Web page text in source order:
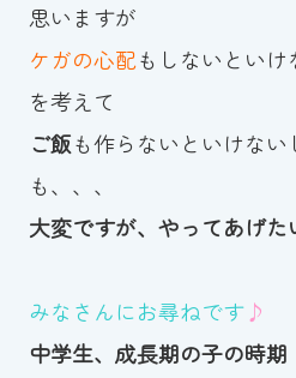
思いますが
ケガの心配もしないといけ
を考えて
ご飯も作らないといけない
も、、、
大変ですが、やってあげ
みなさんにお尋ねです♪
中学生、成長期の子の時